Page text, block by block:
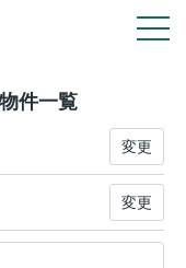
件一覧
変更
変更